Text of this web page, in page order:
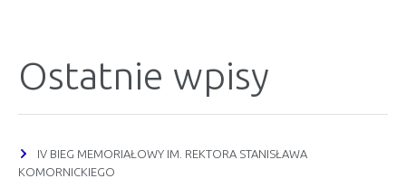
Ostatnie wpisy
IV BIEG MEMORIAŁOWY IM. REKTORA STANISŁAWA
KOMORNICKIEGO